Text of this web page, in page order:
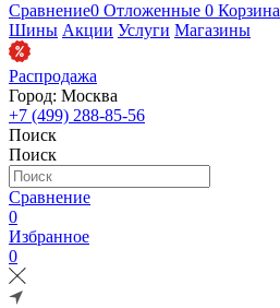
Сравнение0 Отложенные 0 Корзина
Шины Акции Услуги Магазины
Распродажа
Город: Москва
+7 (499) 288-85-56
Поиск
Поиск
Сравнение
0
Избранное
0